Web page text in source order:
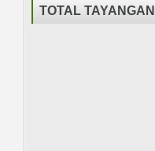
TOTAL